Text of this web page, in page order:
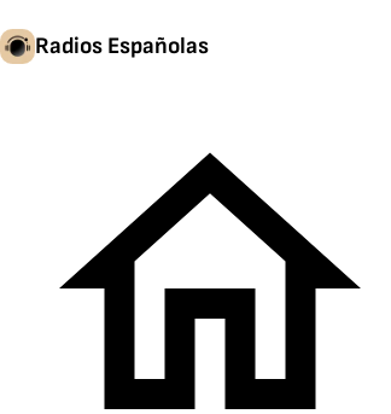
Radios Españolas